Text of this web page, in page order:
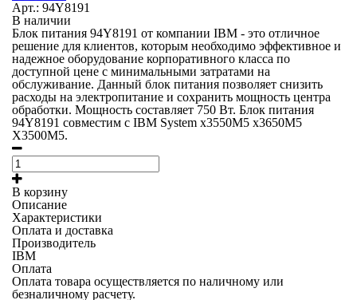
Арт.: 94Y8191
В наличии
Блок питания 94Y8191 от компании IBM - это отличное
решение для клиентов, которым необходимо эффективное и
надежное оборудование корпоративного класса по
доступной цене с минимальными затратами на
обслуживание. Данный блок питания позволяет снизить
расходы на электропитание и сохранить мощность центра
обработки. Мощность составляет 750 Вт. Блок питания
94Y8191 совместим с IBM System x3550M5 x3650M5
X3500M5.
В корзину
Описание
Характеристики
Оплата и доставка
Производитель
IBM
Оплата
Оплата товара осуществляется по наличному или
безналичному расчету.